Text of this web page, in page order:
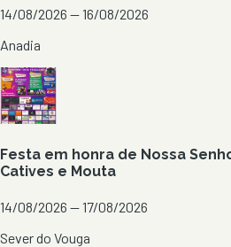
14/08/2026 — 16/08/2026
Anadia
Festa em honra de Nossa
Catives e Mouta
14/08/2026 — 17/08/2026
Sever do Vouga